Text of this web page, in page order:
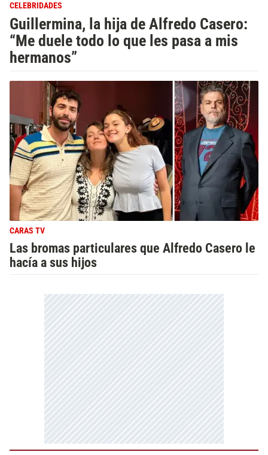
CELEBRIDADES
Guillermina, la hija de Alfredo Casero:
“Me duele todo lo que les pasa a mis
hermanos”
CARAS TV
Las bromas particulares que Alfredo Casero le
hacía a sus hijos